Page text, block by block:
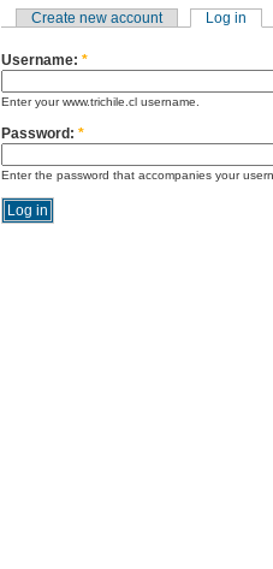
Create new account Log in
Username: *
Enter your www.trichile.cl username.
Password: *
Enter the password that accompanies your